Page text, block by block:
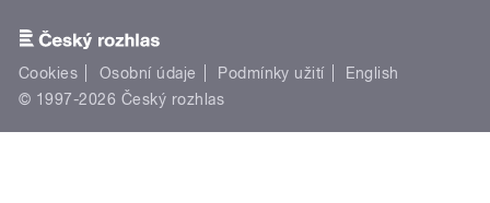
Cookies Osobní údaje Podmínky užití
English
© 1997-2026 Český rozhlas